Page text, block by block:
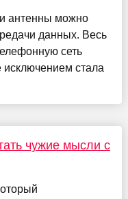
антенны можно
данных. Весь
сеть
исключением стала
чужие мысли с